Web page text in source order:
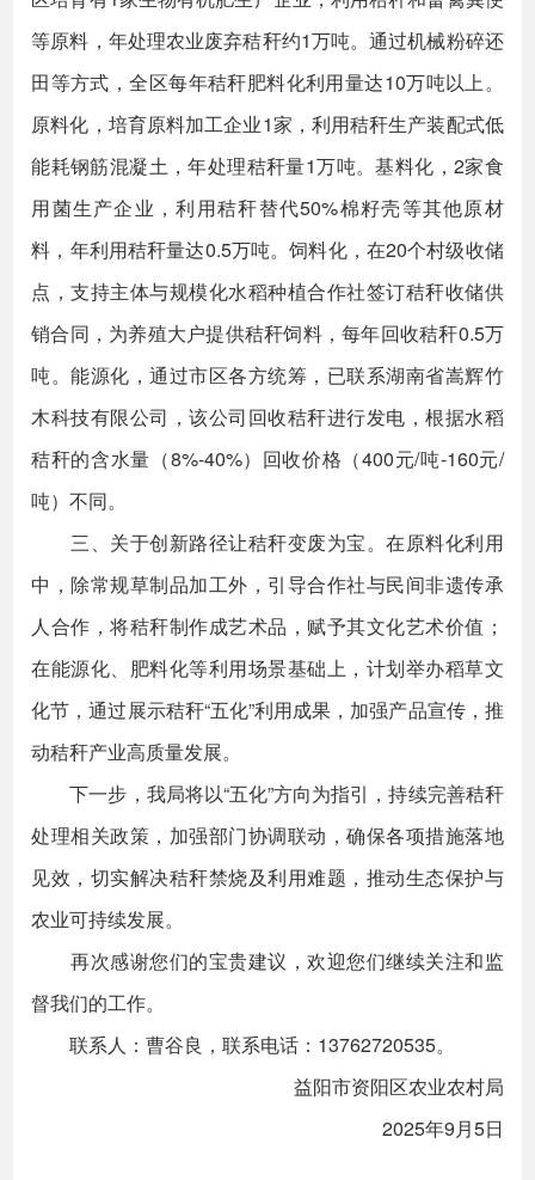
等原料，年处理农业废弃秸秆约1万吨。通过机械粉碎还
田等方式，全区每年秸秆肥料化利用量达10万吨以上。
原料化，培育原料加工企业1家，利用秸秆生产装配式低
能耗钢筋混凝土，年处理秸秆量1万吨。基料化，2家食
用菌生产企业，利用秸秆替代50%棉籽壳等其他原材
料，年利用秸秆量达0.5万吨。饲料化，在20个村级收储
点，支持主体与规模化水稻种植合作社签订秸秆收储供
销合同，为养殖大户提供秸秆饲料，每年回收秸秆0.5万
吨。能源化，通过市区各方统筹，已联系湖南省嵩辉竹
木科技有限公司，该公司回收秸秆进行发电，根据水稻
秸秆的含水量（8%-40%）回收价格（400元/吨-160元/
吨）不同。
三、关于创新路径让秸秆变废为宝。在原料化利用
中，除常规草制品加工外，引导合作社与民间非遗传承
人合作，将秸秆制作成艺术品，赋予其文化艺术价值；
在能源化、肥料化等利用场景基础上，计划举办稻草文
化节，通过展示秸秆“五化”利用成果，加强产品宣传，推
动秸秆产业高质量发展。
下一步，我局将以“五化”方向为指引，持续完善秸秆
处理相关政策，加强部门协调联动，确保各项措施落地
见效，切实解决秸秆禁烧及利用难题，推动生态保护与
农业可持续发展。
再次感谢您们的宝贵建议，欢迎您们继续关注和监
督我们的工作。
联系人：曹谷良，联系电话：13762720535。
益阳市资阳区农业农村局
2025年9月5日